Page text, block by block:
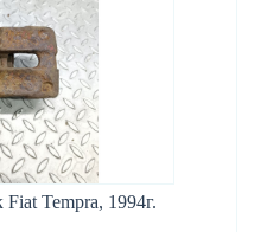
Tempra, 1994г.